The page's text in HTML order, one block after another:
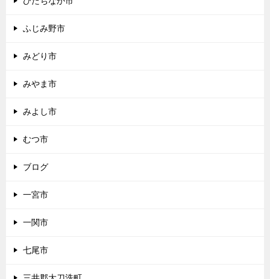
ふじみ野市
みどり市
みやま市
みよし市
むつ市
ブログ
一宮市
一関市
七尾市